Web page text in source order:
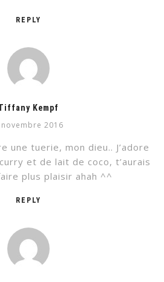
REPLY
Kempf
2016
REPLY
une tuerie, mon dieu.. J’adore
et de lait de coco, t’aurais
plus plaisir ahah ^^